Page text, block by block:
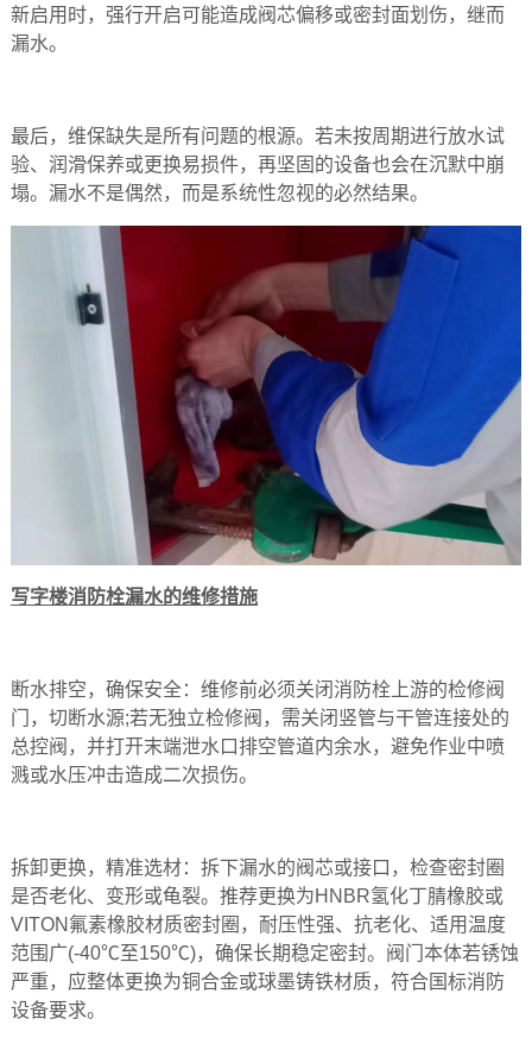
新启用时，强行开启可能造成阀芯偏移或密封面划伤，继而
漏水。
最后，‌维保缺失‌是所有问题的根源。若未按周期进行放水试
验、润滑保养或更换易损件，再坚固的设备也会在沉默中崩
塌。漏水不是偶然，而是系统性忽视的必然结果。
写字楼消防栓漏水的维修措施
断水排空，确保安全‌：维修前必须关闭消防栓上游的检修阀
门，切断水源;若无独立检修阀，需关闭竖管与干管连接处的
总控阀，并打开末端泄水口排空管道内余水，避免作业中喷
溅或水压冲击造成二次损伤。
拆卸更换，精准选材‌：拆下漏水的阀芯或接口，检查密封圈
是否老化、变形或龟裂。推荐更换为‌HNBR氢化丁腈橡胶‌或‌
VITON氟素橡胶‌材质密封圈，耐压性强、抗老化、适用温度
范围广(-40℃至150℃)，确保长期稳定密封。阀门本体若锈蚀
严重，应整体更换为铜合金或球墨铸铁材质，符合国标消防
设备要求。